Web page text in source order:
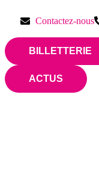
Contactez-nous
BILLETTERIE
ACTUS